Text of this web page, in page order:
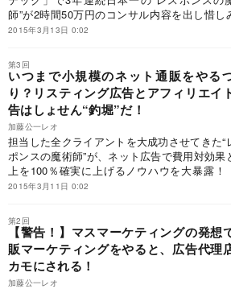
師”が2時間50万円のコンサル内容を出し惜し
く公開！ 今回は、広告代理店広告マンに向
2015年3月13日 0:02
第3回
いつまで小規模のネット通販をやる
り？リスティング広告とアフィリエイ
告はしょせん“釣堀”だ！
加藤公一レオ
担当した全クライアントを大成功させてきた“
ポンスの魔術師”が、ネット広告で費用対効果
上を100％確実に上げるノウハウを大暴露
ずや、味の素、花王、JIMOS、日清食品、山
No.1の実績！
2015年3月11日 0:02
第2回
【警告！】マスマーケティングの発想
販マーケティングをやると、広告代理
カモにされる！
加藤公一レオ